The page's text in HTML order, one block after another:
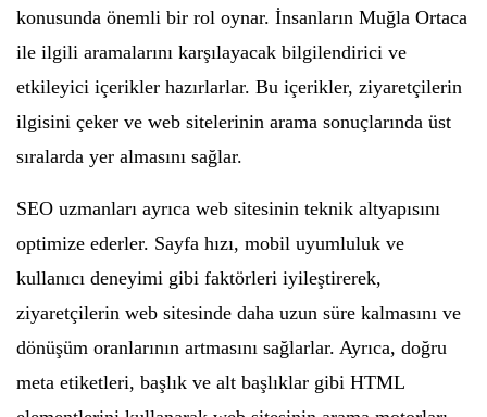
konusunda önemli bir rol oynar. İnsanların Muğla Ortaca
ile ilgili aramalarını karşılayacak bilgilendirici ve
etkileyici içerikler hazırlarlar. Bu içerikler, ziyaretçilerin
ilgisini çeker ve web sitelerinin arama sonuçlarında üst
sıralarda yer almasını sağlar.
SEO uzmanları ayrıca web sitesinin teknik altyapısını
optimize ederler. Sayfa hızı, mobil uyumluluk ve
kullanıcı deneyimi gibi faktörleri iyileştirerek,
ziyaretçilerin web sitesinde daha uzun süre kalmasını ve
dönüşüm oranlarının artmasını sağlarlar. Ayrıca, doğru
meta etiketleri, başlık ve alt başlıklar gibi HTML